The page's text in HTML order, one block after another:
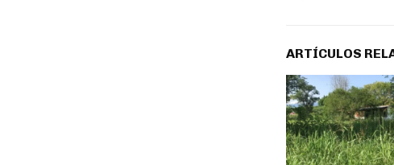
ARTÍCULOS